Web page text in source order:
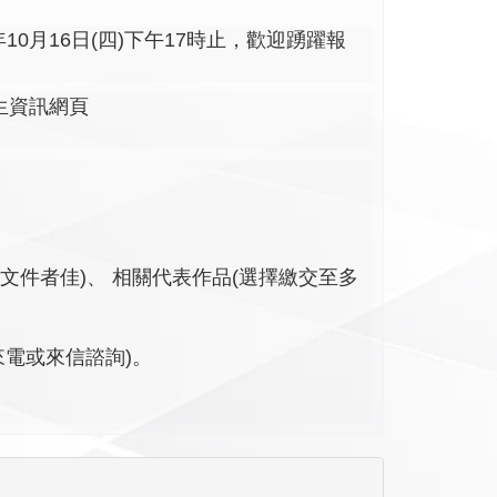
月16日(四)下午17時止，歡迎踴躍報
資訊網頁
件者佳)、 相關代表作品(選擇繳交至多
或來信諮詢)。